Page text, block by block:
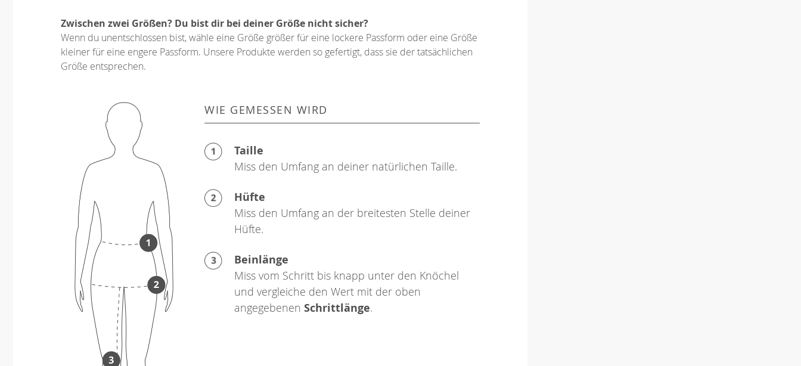
Zwischen zwei Größen? Du bist dir bei deiner Größe nicht sicher?
Wenn du unentschlossen bist, wähle eine Größe größer für eine lockere Passform oder eine Größe
kleiner für eine engere Passform. Unsere Produkte werden so gefertigt, dass sie der tatsächlichen
Größe entsprechen.
WIE GEMESSEN WIRD
Taille
Miss den Umfang an deiner natürlichen Taille.
Hüfte
Miss den Umfang an der breitesten Stelle deiner
Hüfte.
Beinlänge
Miss vom Schritt bis knapp unter den Knöchel
und vergleiche den Wert mit der oben
angegebenen Schrittlänge.